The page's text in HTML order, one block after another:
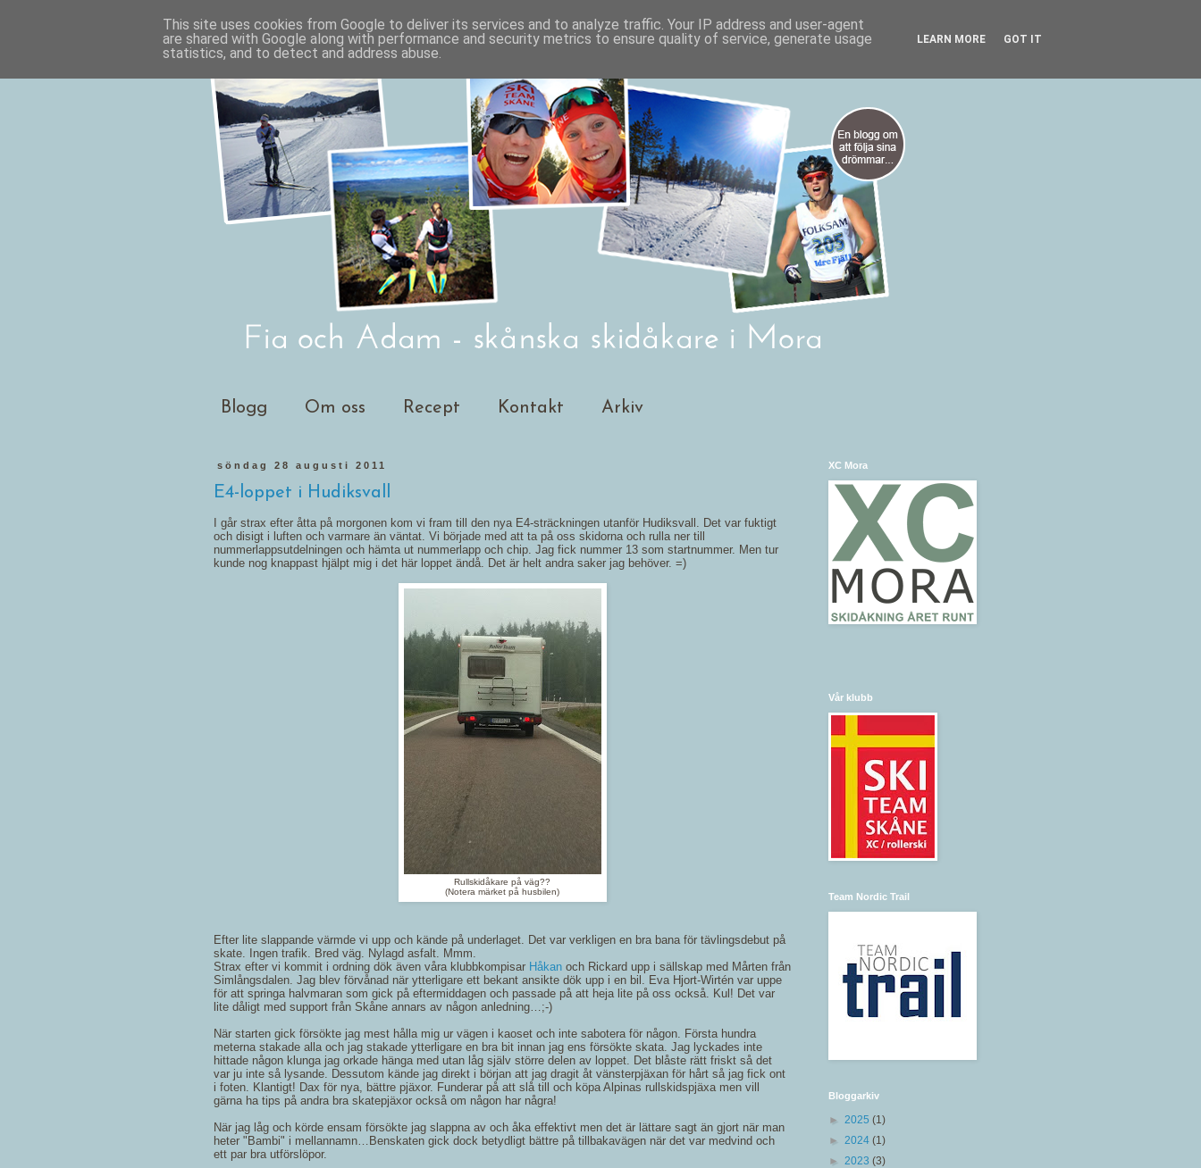
Blogg Om oss Recept Kontakt Arkiv
söndag 28 augusti 2011
E4-loppet i Hudiksvall
I går strax efter åtta på morgonen kom vi fram till den nya E4-sträckningen utanför Hudiksvall. Det var fuktigt
och disigt i luften och varmare än väntat. Vi började med att ta på oss skidorna och rulla ner till
nummerlappsutdelningen och hämta ut nummerlapp och chip. Jag fick nummer 13 som startnummer. Men tur
kunde nog knappast hjälpt mig i det här loppet ändå. Det är helt andra saker jag behöver. =)
Rullskidåkare på väg??
(Notera märket på husbilen)
Efter lite slappande värmde vi upp och kände på underlaget. Det var verkligen en bra bana för tävlingsdebut på
skate. Ingen trafik. Bred väg. Nylagd asfalt. Mmm.
Strax efter vi kommit i ordning dök även våra klubbkompisar Håkan och Rickard upp i sällskap med Mårten från
Simlångsdalen. Jag blev förvånad när ytterligare ett bekant ansikte dök upp i en bil. Eva Hjort-Wirtén var uppe
för att springa halvmaran som gick på eftermiddagen och passade på att heja lite på oss också. Kul! Det var
lite dåligt med support från Skåne annars av någon anledning…;-)
När starten gick försökte jag mest hålla mig ur vägen i kaoset och inte sabotera för någon. Första hundra
meterna stakade alla och jag stakade ytterligare en bra bit innan jag ens försökte skata. Jag lyckades inte
hittade någon klunga jag orkade hänga med utan låg själv större delen av loppet. Det blåste rätt friskt så det
var ju inte så lysande. Dessutom kände jag direkt i början att jag dragit åt vänsterpjäxan för hårt så jag fick ont
i foten. Klantigt! Dax för nya, bättre pjäxor. Funderar på att slå till och köpa Alpinas rullskidspjäxa men vill
gärna ha tips på andra bra skatepjäxor också om någon har några!
När jag låg och körde ensam försökte jag slappna av och åka effektivt men det är lättare sagt än gjort när man
heter "Bambi" i mellannamn…Benskaten gick dock betydligt bättre på tillbakavägen när det var medvind och
ett par bra utförslöpor.
XC Mora
Vår klubb
Team Nordic Trail
Bloggarkiv
► 2025 (1)
► 2024 (1)
► 2023 (3)
This site uses cookies from Google to deliver its services and to analyze traffic. Your IP address and user-agent
are shared with Google along with performance and security metrics to ensure quality of service, generate usage
statistics, and to detect and address abuse.
LEARN MORE GOT IT